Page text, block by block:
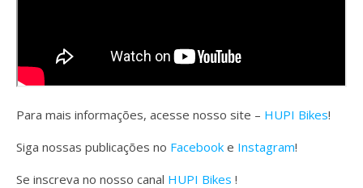
Para mais informações, acesse nosso site – HUPI Bikes!
Siga nossas publicações no Facebook e Instagram!
Se inscreva no nosso canal HUPI Bikes !